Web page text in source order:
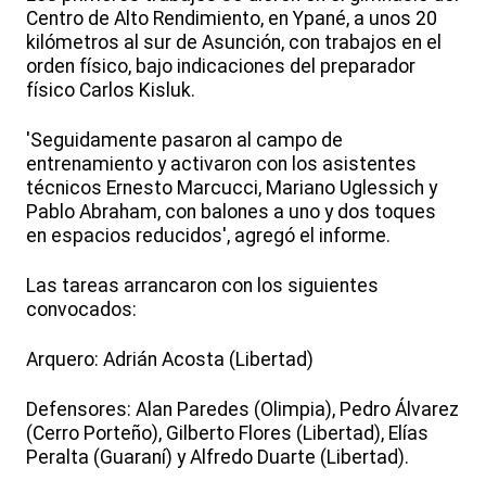
Centro de Alto Rendimiento, en Ypané, a unos 20
kilómetros al sur de Asunción, con trabajos en el
orden físico, bajo indicaciones del preparador
físico Carlos Kisluk.
'Seguidamente pasaron al campo de
entrenamiento y activaron con los asistentes
técnicos Ernesto Marcucci, Mariano Uglessich y
Pablo Abraham, con balones a uno y dos toques
en espacios reducidos', agregó el informe.
Las tareas arrancaron con los siguientes
convocados:
Arquero: Adrián Acosta (Libertad)
Defensores: Alan Paredes (Olimpia), Pedro Álvarez
(Cerro Porteño), Gilberto Flores (Libertad), Elías
Peralta (Guaraní) y Alfredo Duarte (Libertad).